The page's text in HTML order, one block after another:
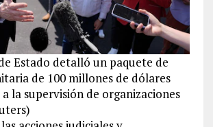
Estado detalló un paquete de
de 100 millones de dólares
la supervisión de organizaciones